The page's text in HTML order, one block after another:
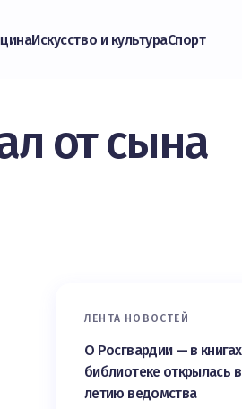
Искусство и культураСпорт
от сына
ЛЕНТА НОВОСТЕЙ
О Росгвардии — в
библиотеке открылась
летию ведомства